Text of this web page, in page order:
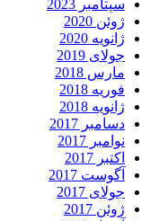
سپتامبر 2023
ژوئن 2020
ژانویه 2020
جولای 2019
مارس 2018
فوریه 2018
ژانویه 2018
دسامبر 2017
نوامبر 2017
اکتبر 2017
آگوست 2017
جولای 2017
ژوئن 2017